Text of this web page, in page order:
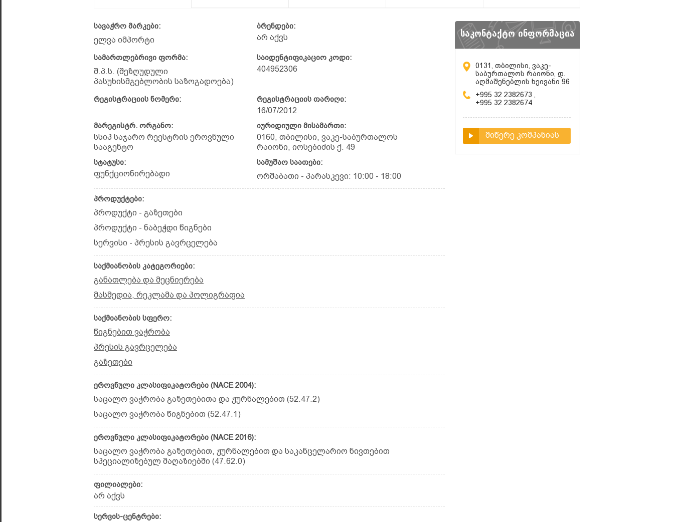
სავაჭრო მარკები:
ელვა იმპორტი
ბრენდები:
არ აქვს
სამართლებრივი ფორმა:
შ.პ.ს. (შეზღუდული
პასუხისმგებლობის საზოგადოება)
საიდენტიფიკაციო კოდი:
404952306
რეგისტრაციის ნომერი: რეგისტრაციის თარიღი:
16/07/2012
მარეგისტრ. ორგანო:
სსიპ საჯარო რეესტრის ეროვნული
სააგენტო
იურიდიული მისამართი:
0160, თბილისი, ვაკე-საბურთალოს
რაიონი, იოსებიძის ქ. 49
სტატუსი:
ფუნქციონირებადი
სამუშაო საათები:
ორშაბათი - პარასკევი: 10:00 - 18:00
პროდუქტები:
პროდუქტი - გაზეთები
პროდუქტი - ნაბეჭდი წიგნები
სერვისი - პრესის გავრცელება
საქმიანობის კატეგორიები:
განათლება და მეცნიერება
მასმედია, რეკლამა და პოლიგრაფია
საქმიანობის სფერო:
წიგნებით ვაჭრობა
პრესის გავრცელება
გაზეთები
ეროვნული კლასიფიკატორები (NACE 2004):
საცალო ვაჭრობა გაზეთებითა და ჟურნალებით (52.47.2)
საცალო ვაჭრობა წიგნებით (52.47.1)
ეროვნული კლასიფიკატორები (NACE 2016):
საცალო ვაჭრობა გაზეთებით, ჟურნალებით და საკანცელარიო ნივთებით
სპეციალიზებულ მაღაზიებში (47.62.0)
ფილიალები:
არ აქვს
სერვის-ცენტრები:
საკონტაქტო ინფორმაცია
0131, თბილისი, ვაკე-
საბურთალოს რაიონი, დ.
აღმაშენებლის ხეივანი 96
+995 32 2382673
+995 32 2382674
მიწერე კომპანიას